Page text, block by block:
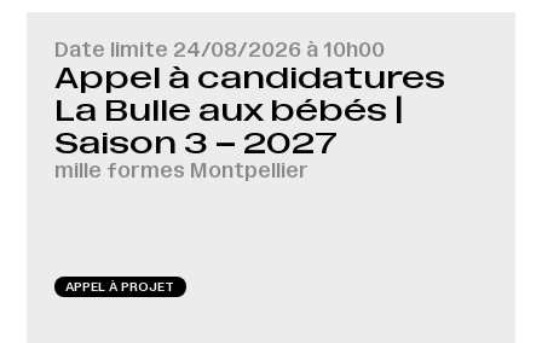
Date limite 24/08/2026 à 10h00
Appel à candidatures
La Bulle aux bébés |
Saison 3 – 2027
mille formes Montpellier
APPEL À PROJET